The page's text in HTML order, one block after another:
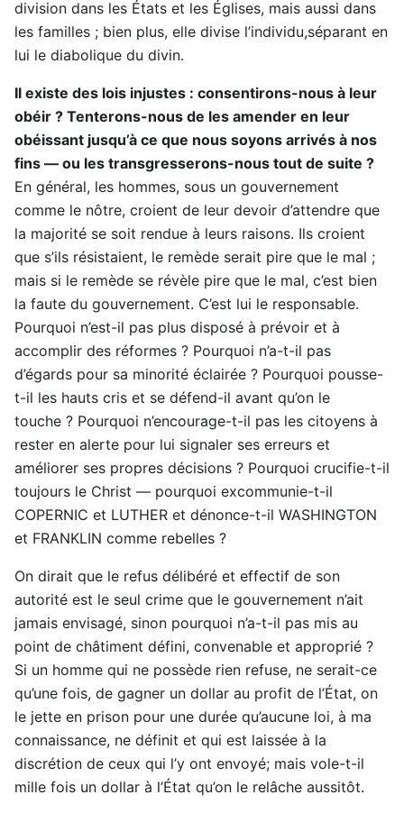
division dans les États et les Églises, mais aussi dans
les familles ; bien plus, elle divise l’individu,séparant en
lui le diabolique du divin.
Il existe des lois injustes : consentirons-nous à leur
obéir ? Tenterons-nous de les amender en leur
obéissant jusqu’à ce que nous soyons arrivés à nos
fins — ou les transgresserons-nous tout de suite ?
En général, les hommes, sous un gouvernement
comme le nôtre, croient de leur devoir d’attendre que
la majorité se soit rendue à leurs raisons. Ils croient
que s’ils résistaient, le remède serait pire que le mal ;
mais si le remède se révèle pire que le mal, c’est bien
la faute du gouvernement. C’est lui le responsable.
Pourquoi n’est-il pas plus disposé à prévoir et à
accomplir des réformes ? Pourquoi n’a-t-il pas
d’égards pour sa minorité éclairée ? Pourquoi pousse-
t-il les hauts cris et se défend-il avant qu’on le
touche ? Pourquoi n’encourage-t-il pas les citoyens à
rester en alerte pour lui signaler ses erreurs et
améliorer ses propres décisions ? Pourquoi crucifie-t-il
toujours le Christ — pourquoi excommunie-t-il
COPERNIC et LUTHER et dénonce-t-il WASHINGTON
et FRANKLIN comme rebelles ?
On dirait que le refus délibéré et effectif de son
autorité est le seul crime que le gouvernement n’ait
jamais envisagé, sinon pourquoi n’a-t-il pas mis au
point de châtiment défini, convenable et approprié ?
Si un homme qui ne possède rien refuse, ne serait-ce
qu’une fois, de gagner un dollar au profit de l’État, on
le jette en prison pour une durée qu’aucune loi, à ma
connaissance, ne définit et qui est laissée à la
discrétion de ceux qui l’y ont envoyé; mais vole-t-il
mille fois un dollar à l’État qu’on le relâche aussitôt.